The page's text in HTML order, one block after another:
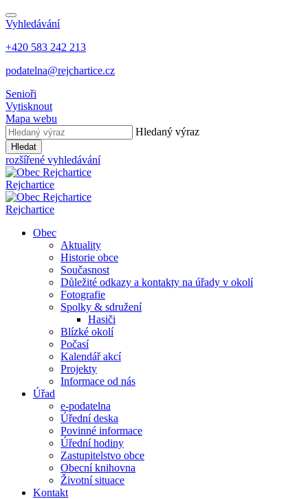
Vyhledávání
+420 583 242 213
podatelna@rejchartice.cz
Senioři
Vytisknout
Mapa webu
Hledaný výraz
Hledat
rozšířené vyhledávání
Rejchartice
Rejchartice
Obec
Aktuality
Historie obce
Současnost
Důležité odkazy a kontakty na úřady v okolí
Fotografie
Spolky & sdružení
Hasiči
Blízké okolí
Počasí
Kalendář akcí
Projekty
Informace od nás
Úřad
e-podatelna
Úřední deska
Povinné informace
Úřední hodiny
Zastupitelstvo obce
Obecní knihovna
Životní situace
Kontakt